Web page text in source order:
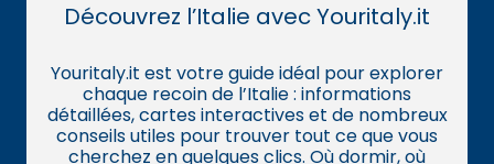
Découvrez l’Italie avec Youritaly.it
Youritaly.it est votre guide idéal pour explorer
chaque recoin de l’Italie : informations
détaillées, cartes interactives et de nombreux
conseils utiles pour trouver tout ce que vous
cherchez en quelques clics. Où dormir, où